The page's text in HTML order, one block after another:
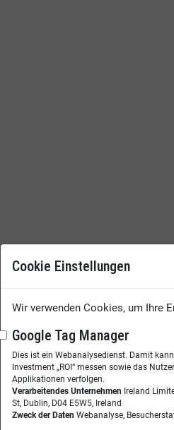
Cookie Einstellungen
Wir verwenden Cookies, um Ihre
Google Tag Manager
Dies ist ein Webanalysedienst. Damit
Investment „ROI“ messen sowie das
Applikationen verfolgen.
Verarbeitendes Unternehmen Ireland
St, Dublin, D04 E5W5, Ireland
Zweck der Daten Webanalyse,